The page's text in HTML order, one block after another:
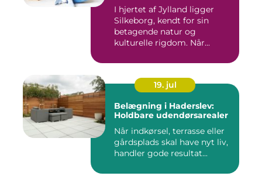
I hjertet af Jylland ligger
Silkeborg, kendt for sin
betagende natur og
kulturelle rigdom. Når...
19. jul
Belægning i Haderslev:
Holdbare udendørsarealer
Når indkørsel, terrasse eller
gårdsplads skal have nyt liv,
handler gode resultat...